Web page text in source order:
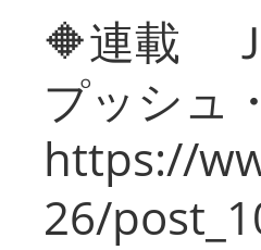
🔶連載
プッシュ
https://
26/